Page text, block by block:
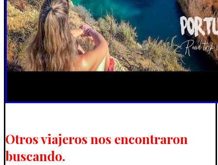
Otros viajeros nos encontraron
buscando.